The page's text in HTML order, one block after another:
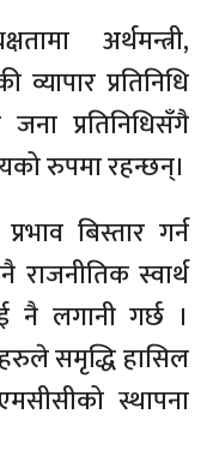
अर्थमन्त्री,
प्रतिनिधि
प्रतिनिधिसँगै
रुपमा रहन्छन्।
बिस्तार गर्न
स्वार्थ
नै लगानी गर्छ ।
समृद्धि हासिल
स्थापना